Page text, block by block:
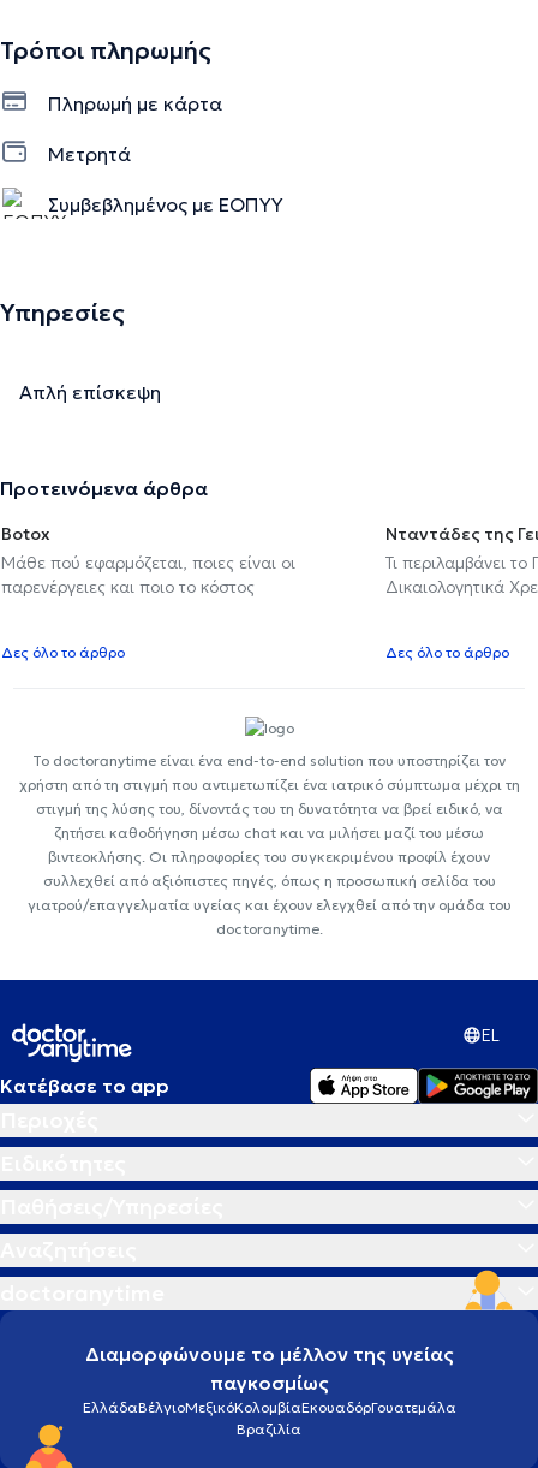
Τρόποι πληρωμής
Πληρωμή με κάρτα
Μετρητά
Συμβεβλημένος με ΕΟΠΥΥ
Υπηρεσίες
Απλή επίσκεψη
Προτεινόμενα άρθρα
Botox
Μάθε πού εφαρμόζεται, ποιες είναι οι
παρενέργειες και ποιο το κόστος
Δες όλο το άρθρο
Νταντάδες της
Τι περιλαμβάνει
Δικαιολογητικά
Δες όλο το άρθρο
Το doctoranytime είναι ένα end-to-end solution που υποστηρίζει τον
χρήστη από τη στιγμή που αντιμετωπίζει ένα ιατρικό σύμπτωμα μέχρι τη
στιγμή της λύσης του, δίνοντάς του τη δυνατότητα να βρεί ειδικό, να
ζητήσει καθοδήγηση μέσω chat και να μιλήσει μαζί του μέσω
βιντεοκλήσης. Οι πληροφορίες του συγκεκριμένου προφίλ έχουν
συλλεχθεί από αξιόπιστες πηγές, όπως η προσωπική σελίδα του
γιατρού/επαγγελματία υγείας και έχουν ελεγχθεί από την ομάδα του
doctoranytime.
EL
Κατέβασε το app
Διαμορφώνουμε το μέλλον της υγείας
παγκοσμίως
ΕλλάδαΒέλγιοΜεξικόΚολομβίαΕκουαδόρΓουατεμάλα
Βραζιλία